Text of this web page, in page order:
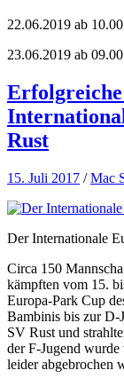
22.06.2019 ab
23.06.2019 ab
Erfolgreiche
Rust
15. Juli 2017 /Mac
Der Internationale
Circa 150
kämpften vom 15.
Europa-Park Cup
Bambinis bis zur D-
SV Rust und
der F-Jugend
leider abgebrochen